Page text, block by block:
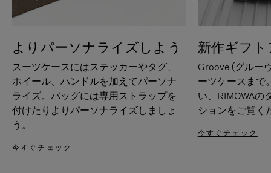
よりパーソナライズしよう
スーツケースにはステッカーやタグ、
ホイール、ハンドルを加えてパーソナ
ライズ。バッグには専用ストラップを
付けたりよりパーソナライズしましょ
う。
今すぐチェック
新作ギフ
Groove (グルー
ーツケースまで
い、RIMOWAの
ションをご覧く
今すぐチェック